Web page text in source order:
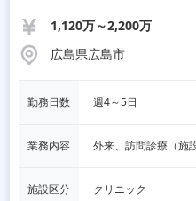
1,120万～2,200万
広島県広島市
勤務日数 週4～5日
業務内容 外来、訪問診療（施
施設区分 クリニック